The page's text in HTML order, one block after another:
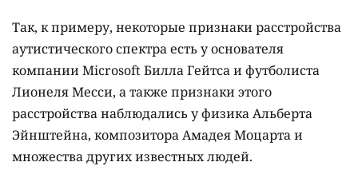
Так, к примеру, некоторые признаки расстройства
аутистического спектра есть у основателя
компании Microsoft Билла Гейтса и футболиста
Лионеля Месси, а также признаки этого
расстройства наблюдались у физика Альберта
Эйнштейна, композитора Амадея Моцарта и
множества других известных людей.